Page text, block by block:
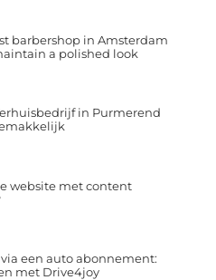
barbershop in Amsterdam
a polished look
in Purmerend
website met content
een auto abonnement:
met Drive4joy